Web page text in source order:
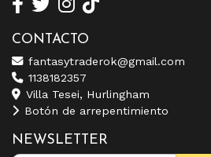
CONTACTO
fantasytraderok@gmail.com
1138182357
Villa Tesei, Hurlingham
Botón de arrepentimiento
NEWSLETTER